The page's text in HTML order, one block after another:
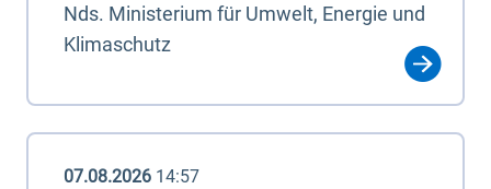
Nds. Ministerium für Umwelt, Energie und
Klimaschutz
07.08.2026 14:57